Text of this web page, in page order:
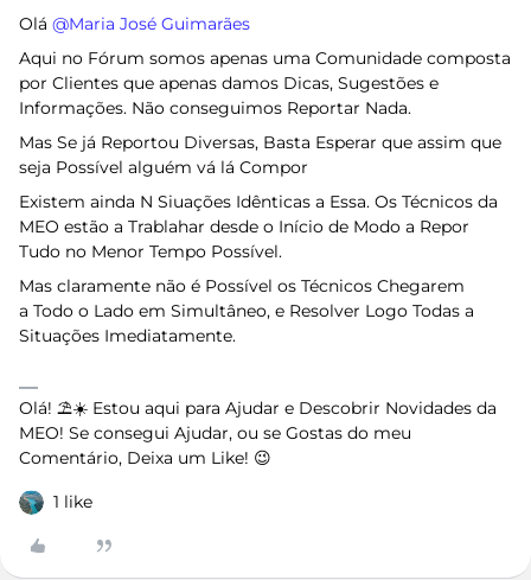
Olá ​ @Maria José Guimarães
Aqui no Fórum somos apenas uma Comunidade composta
por Clientes que apenas damos Dicas, Sugestões e
Informações. Não conseguimos Reportar Nada.
Mas Se já Reportou Diversas, Basta Esperar que assim que
seja Possível alguém vá lá Compor
Existem ainda N Siuações Idênticas a Essa. Os Técnicos da
MEO estão a Trablahar desde o Início de Modo a Repor
Tudo no Menor Tempo Possível.
Mas claramente não é Possível os Técnicos Chegarem
a Todo o Lado em Simultâneo, e Resolver Logo Todas a
Situações Imediatamente.
Olá! ⛱️☀️ Estou aqui para Ajudar e Descobrir Novidades da
MEO! Se consegui Ajudar, ou se Gostas do meu
Comentário, Deixa um Like! 😉
1 like